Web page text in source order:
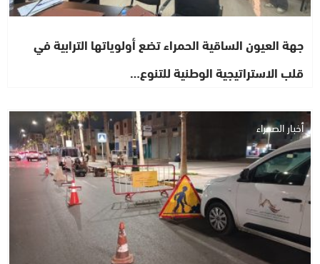
جهة العيون الساقية الحمراء تضع أولوياتها الترابية في
قلب الاستراتيجية الوطنية للتنوع…
أخبار الصحراء